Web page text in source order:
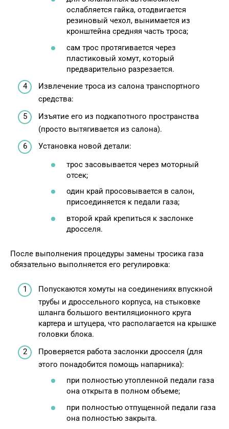
ослабляется гайка, отодвигается
резиновый чехол, вынимается из
кронштейна средняя часть троса;
сам трос протягивается через
пластиковый хомут, который
предварительно разрезается.
Извлечение троса из салона транспортного
средства:
Изъятие его из подкапотного пространства
(просто вытягивается из салона).
Установка новой детали:
трос засовывается через моторный
отсек;
один край просовывается в салон,
присоединяется к педали газа;
второй край крепиться к заслонке
дросселя.
После выполнения процедуры замены тросика газа
обязательно выполняется его регулировка:
Попускаются хомуты на соединениях впускной
трубы и дроссельного корпуса, на стыковке
шланга большого вентиляционного круга
картера и штуцера, что располагается на крышке
головки блока.
Проверяется работа заслонки дросселя (для
этого понадобится помощь напарника):
при полностью утопленной педали газа
она открыта в полном объеме;
при полностью отпущенной педали газа
она полностью закрыта.